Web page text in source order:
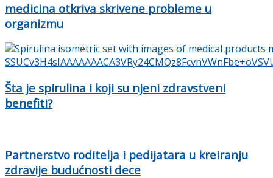
medicina otkriva skrivene probleme u
organizmu
Šta je spirulina i koji su njeni zdravstveni
benefiti?
Partnerstvo roditelja i pedijatara u kreiranju
zdravije budućnosti dece